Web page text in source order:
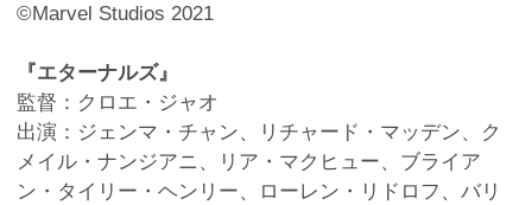
©Marvel Studios 2021
『エターナルズ』
監督：クロエ・ジャオ
出演：ジェンマ・チャン、リチャード・マッデン、ク
メイル・ナンジアニ、リア・マクヒュー、ブライア
ン・タイリー・ヘンリー、ローレン・リドロフ、バリ